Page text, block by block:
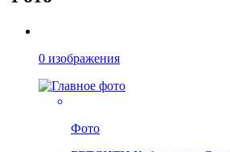
0 изображения
Фото